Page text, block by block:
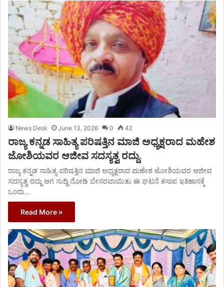
News Desk June 13, 2026 0 42
ರಾಜ್ಯ ಕನ್ನಡ ಸಾಹಿತ್ಯ ಪರಿಷತ್ತಿನ ಮಾಜಿ ಅಧ್ಯಕ್ಷರಾದ ಮಹೇಶ
ಜೋಶಿಯವರ ಆಜೀವ ಸದಸ್ಯತ್ವ ರದ್ದು.
ರಾಜ್ಯ ಕನ್ನಡ ಸಾಹಿತ್ಯ ಪರಿಷತ್ತಿನ ಮಾಜಿ ಅಧ್ಯಕ್ಷರಾದ ಮಹೇಶ ಜೋಶಿಯವರ ಆಜೀವ
ಸದಸ್ಯತ್ವ ರದ್ದು ಆಗ ಸುದ್ದಿ ನೋಡಿ ಬೇಸರವಾಯಿತು ಈ ಘಟನೆ ಕಸಾಪ ಇತಿಹಾಸಕ್ಕೆ
ಒಂದು…
Read More »